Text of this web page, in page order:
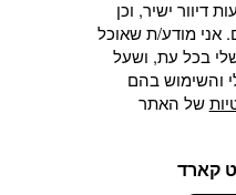
דיוור ישיר, וכן
אני מודע/ת שאוכל
בכל עת, ושעל
והשימוש בהם
של האתר
קארד